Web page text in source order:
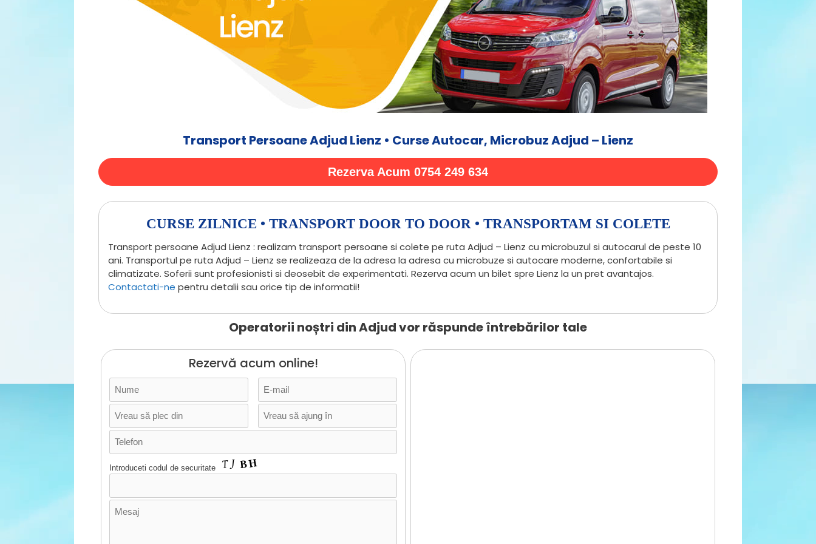
Transport Persoane Adjud Lienz • Curse Autocar, Microbuz Adjud – Lienz
Rezerva Acum 0754 249 634
CURSE ZILNICE • TRANSPORT DOOR TO DOOR • TRANSPORTAM SI COLETE
Transport persoane Adjud Lienz : realizam transport persoane si colete pe ruta Adjud – Lienz cu microbuzul si autocarul de peste 10
ani. Transportul pe ruta Adjud – Lienz se realizeaza de la adresa la adresa cu microbuze si autocare moderne, confortabile si
climatizate. Soferii sunt profesionisti si deosebit de experimentati. Rezerva acum un bilet spre Lienz la un pret avantajos.
Contactati-ne pentru detalii sau orice tip de informatii!
Operatorii noștri din Adjud vor răspunde întrebărilor tale
Rezervă acum online!
Introduceti codul de securitate